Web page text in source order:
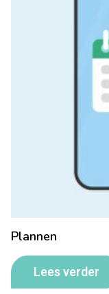
Plannen
Lees verder